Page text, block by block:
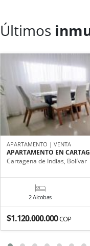
Últimos
APARTAMENTO | VENTA
APARTAMENTO EN
Cartagena de Indias, Bolívar
2 Alcobas
$1.120.000.000COP